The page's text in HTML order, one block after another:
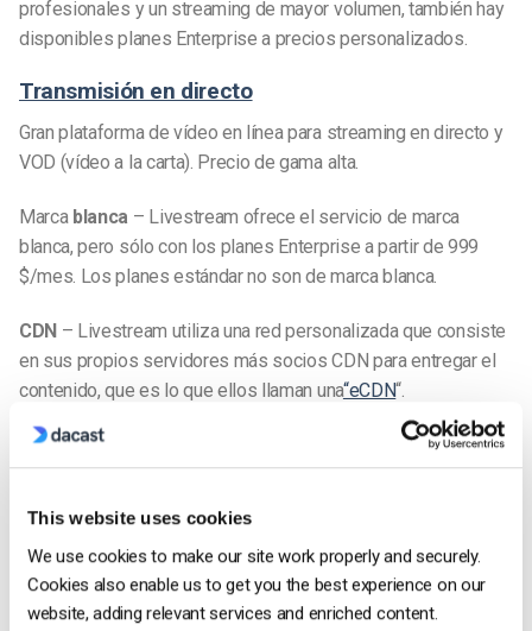
This website uses cookies
We use cookies to make our site work properly and securely.
Cookies also enable us to get you the best experience on our
website, adding relevant services and enriched content.
profesionales y un streaming de mayor volumen, también hay
disponibles planes Enterprise a precios personalizados.
Transmisión en directo
Gran plataforma de vídeo en línea para streaming en directo y
VOD (vídeo a la carta). Precio de gama alta.
Marca blanca – Livestream ofrece el servicio de marca
blanca, pero sólo con los planes Enterprise a partir de 999
$/mes. Los planes estándar no son de marca blanca.
CDN – Livestream utiliza una red personalizada que consiste
en sus propios servidores más socios CDN para entregar el
contenido, que es lo que ellos llaman una“eCDN“.
Monetización
– La publicidad y la monetización es
compatible, pero también sólo con $ 999 / mes y hasta los
Seguridad– El plan Premium (75 $/mes) incluye funciones
básicas de seguridad. Las herramientas más avanzadas (y
algunas básicas como la protección por contraseña) están